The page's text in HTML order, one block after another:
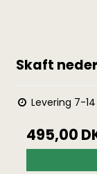
Skaft
Levering 7-
495,00